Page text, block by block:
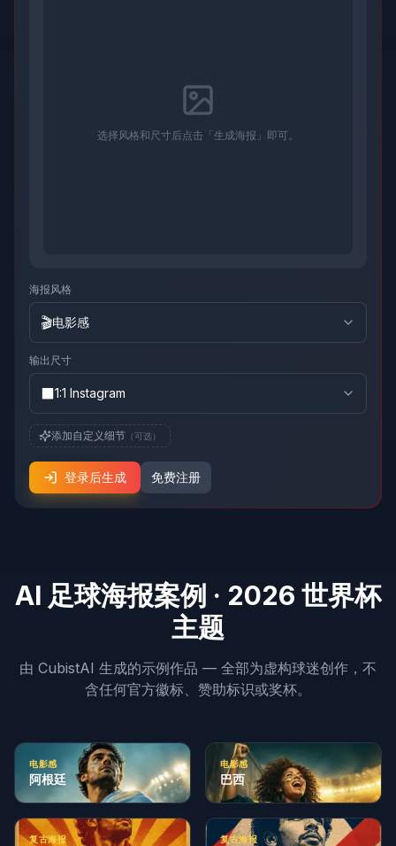
选择风格和尺寸后点击「生成海报」即可。
海报风格
🎬电影感
输出尺寸
⬛1:1 Instagram
添加自定义细节 （可选）
登录后生成 免费注册
AI 足球海报案例 · 2026 世界杯
主题
由 CubistAI 生成的示例作品 — 全部为虚构球迷创作，不
含任何官方徽标、赞助标识或奖杯。
电影感
阿根廷
电影感
巴西
复古海报 复古海报